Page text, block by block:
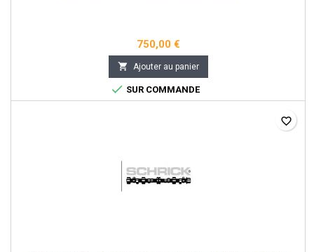
750,00 €
 Ajouter au panier
 SUR COMMANDE
favorite_border